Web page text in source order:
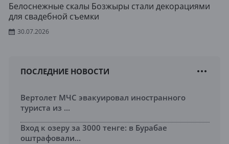
Белоснежные скалы Бозжыры стали декорациями
для свадебной съемки
30.07.2026
ПОСЛЕДНИЕ НОВОСТИ
Вертолет МЧС эвакуировал иностранного
туриста из ...
Вход к озеру за 3000 тенге: в Бурабае
оштрафовали...